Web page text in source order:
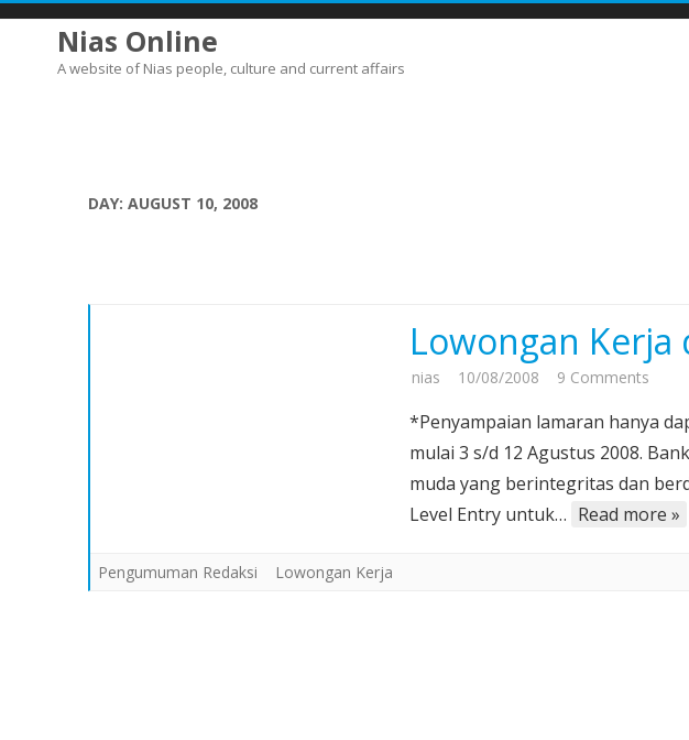
Nias Online
A website of Nias people, culture and current affairs
DAY: AUGUST 10, 2008
Lowongan Kerja
nias 10/08/2008 9 Commentson
Kerja
di
Bank
*Penyampaian lamaran hanya
mulai 3 s/d 12 Agustus 2008.
muda yang berintegritas dan
Level Entry untuk… Read more »
Pengumuman Redaksi Lowongan Kerja